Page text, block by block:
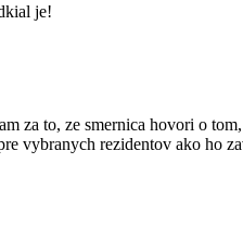
je!
za to, ze smernica hovori o
vybranych rezidentov ako ho